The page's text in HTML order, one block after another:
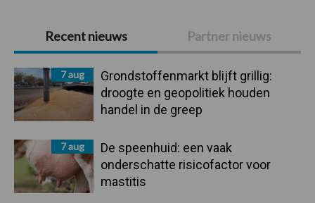
Primaire
Sidebar
Recent nieuws Partner nieuws
7 aug
Grondstoffenmarkt blijft grillig:
droogte en geopolitiek houden
handel in de greep
7 aug
De speenhuid: een vaak
onderschatte risicofactor voor
mastitis